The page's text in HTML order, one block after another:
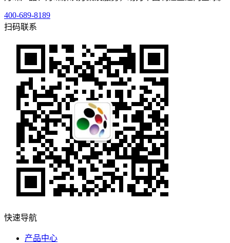
400-689-8189
扫码联系
快速导航
产品中心